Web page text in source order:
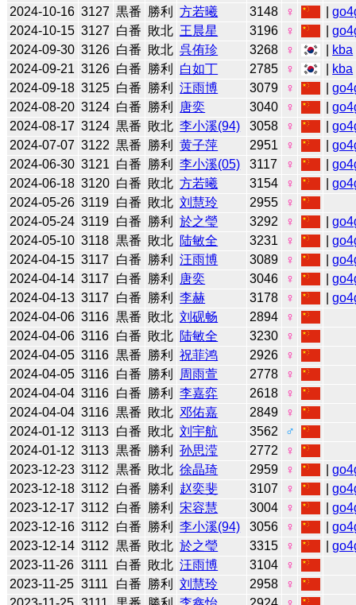
2024-10-16 3127 黒番 勝利 方若曦 3148 ♀ |
2024-10-15 3127 白番 敗北 王晨星 3196 ♀ |
2024-09-30 3126 白番 敗北 呉侑珍 3268 ♀ kba
2024-09-21 3126 白番 勝利 白如丁 2785 ♀ kba
2024-09-18 3125 白番 勝利 汪雨博 3079 ♀ |
2024-08-20 3124 白番 勝利 唐奕 3040 ♀ |
2024-08-17 3124 黒番 敗北 李小溪(94) 3058 ♀ |
2024-07-07 3122 黒番 勝利 黄子萍 2951 ♀ |
2024-06-30 3121 白番 勝利 李小溪(05) 3117 ♀ |
2024-06-18 3120 白番 敗北 方若曦 3154 ♀ |
2024-05-26 3119 白番 敗北 刘慧玲 2955
♀
2024-05-24 3119 白番 勝利 於之瑩 3292 ♀ |
2024-05-10 3118 黒番 敗北 陆敏全 3231 ♀ |
2024-04-15 3117 白番 勝利 汪雨博 3089 ♀ |
2024-04-14 3117 白番 勝利 唐奕 3046 ♀ |
2024-04-13 3117 白番 勝利 李赫 3178 ♀ |
2024-04-06 3116 黒番 敗北 刘砚畅 2894
♀
2024-04-06 3116 白番 敗北 陆敏全 3230
♀
2024-04-05 3116 黒番 勝利 祝菲鸿 2926
♀
2024-04-05 3116 白番 勝利 周雨萱 2778
♀
2024-04-04 3116 白番 勝利 李嘉弈 2618
♀
2024-04-04 3116 黒番 敗北 邓佑嘉 2849
♀
2024-01-12 3113 白番 敗北 刘宇航 3562
♂
2024-01-12 3113 黒番 勝利 孙思滢 2772
♀
2023-12-23 3112 黒番 敗北 徐晶琦 2959 ♀ |
2023-12-18 3112 白番 勝利 赵奕斐 3107 ♀ |
2023-12-17 3112 白番 勝利 宋容慧 3004 ♀ |
2023-12-16 3112 白番 勝利 李小溪(94) 3056 ♀ |
2023-12-14 3112 黒番 敗北 於之瑩 3315 ♀ |
2023-11-26 3111 白番 敗北 汪雨博 3104
♀
2023-11-25 3111 白番 勝利 刘慧玲 2958
♀